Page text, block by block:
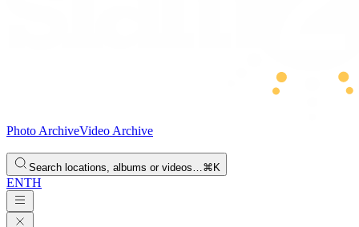
Photo ArchiveVideo Archive
Search locations, albums or videos…⌘K
ENTH